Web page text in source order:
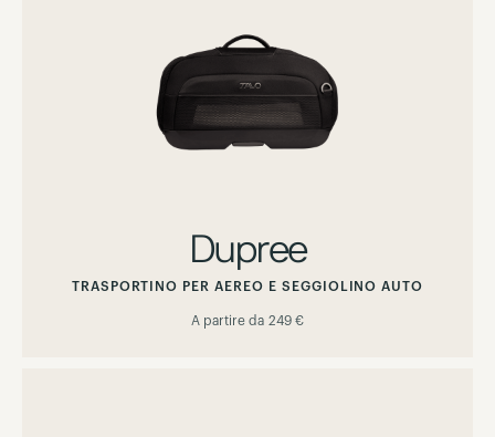
Dupree
TRASPORTINO PER AEREO E SEGGIOLINO AUTO
A partire da 249 €